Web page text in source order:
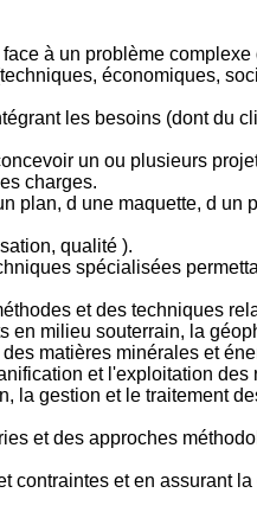
à un problème
économiques,
les besoins (dont du
un ou plusieurs
charges.
plan, d une maquette, d un
qualité ).
spécialisées
et des techniques
en milieu souterrain, la
matières minérales et
et l'exploitation des
la gestion et le traitement
et des approches
contraintes et en assurant